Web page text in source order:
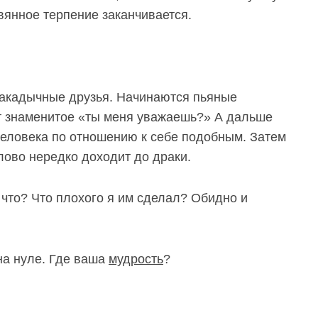
терпение заканчивается.
друзья. Начинаются пьяные
«ты меня уважаешь?» А дальше
по отношению к себе подобным. Затем
нередко доходит до драки.
Что плохого я им сделал? Обидно и
нуле. Где ваша мудрость?